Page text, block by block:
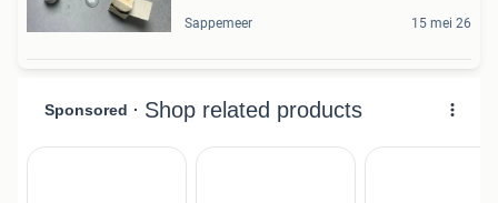
Sappemeer 15 mei 26